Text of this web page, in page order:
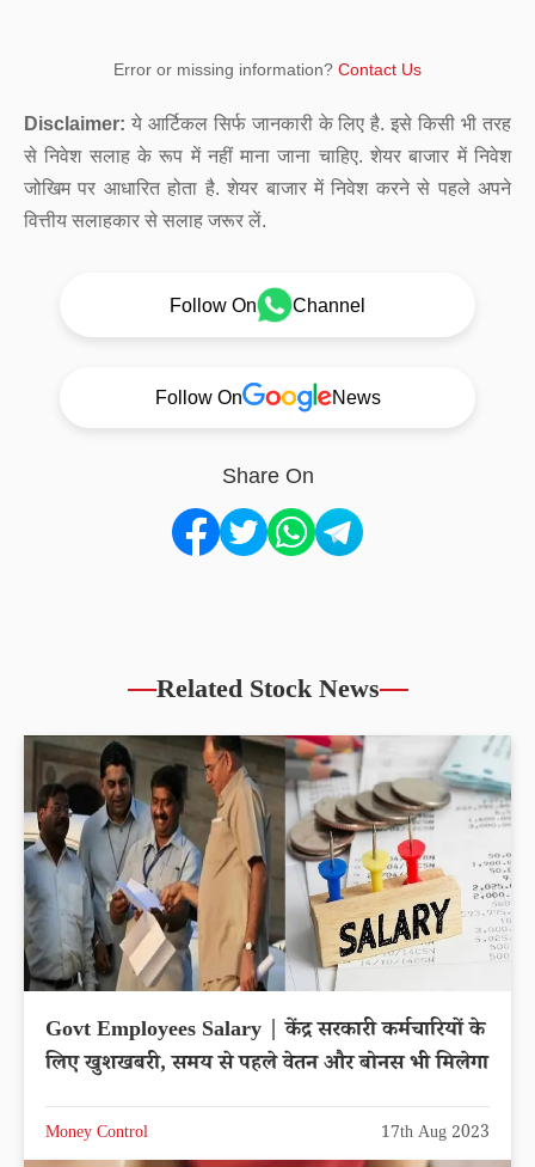
Error or missing information? Contact Us
Disclaimer: ये आर्टिकल सिर्फ जानकारी के लिए है. इसे किसी भी तरह
से निवेश सलाह के रूप में नहीं माना जाना चाहिए. शेयर बाजार में निवेश
जोखिम पर आधारित होता है. शेयर बाजार में निवेश करने से पहले अपने
वित्तीय सलाहकार से सलाह जरूर लें.
Follow On Channel
Follow On News
Share On
Related Stock News
Govt Employees Salary | केंद्र सरकारी कर्मचारियों के
लिए खुशखबरी, समय से पहले वेतन और बोनस भी मिलेगा
Money Control 17th Aug 2023